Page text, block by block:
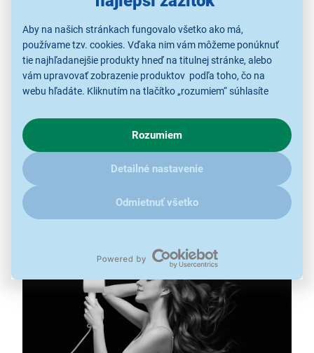
Aby na našich stránkach fungovalo všetko ako má,
používame tzv. cookies. Vďaka nim vám môžeme ponúknuť
tie najhľadanejšie produkty hneď na titulnej stránke, alebo
vám upravovať zobrazenie produktov podľa toho, čo na
webu hľadáte. Kliknutím na tlačítko „rozumiem“ súhlasíte
o chovaní na webe pre zobrazovaní cielených reklám.
V prípade že vás zaujímajú detaily, ako u nás s cookies a
ďalšími údaji pracujeme, kliknitesem.
Rozumiem
Detailné nastavenie
Odmietnuť všetko
Sušič vlasov Xiaomi Mi Ionic Hair Dryer
H300
výkon 1 600 W
3 stupne teploty
hmotnosť 498 g
hlučnosť 68–75 dB
magnetická koncentračná tryska